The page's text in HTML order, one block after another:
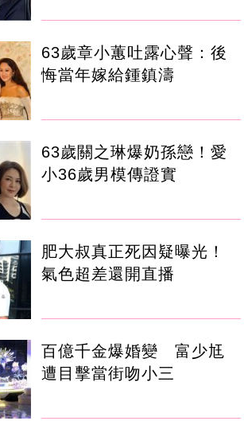
63歲章小蕙吐露心聲：後
悔當年嫁給鍾鎮濤
63歲關之琳爆奶孫戀！愛
小36歲男模傳證實
肥大叔真正死因疑曝光！
氣色超差還開直播
百億千金爆婚變 富少尪
遭目擊當街吻小三